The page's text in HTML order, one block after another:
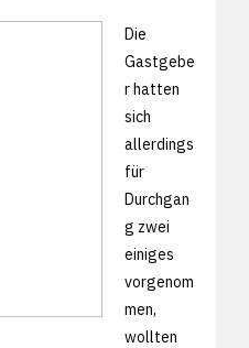
Die
Gastgebe
r hatten
sich
allerdings
für
Durchgan
g zwei
einiges
vorgenom
men,
wollten